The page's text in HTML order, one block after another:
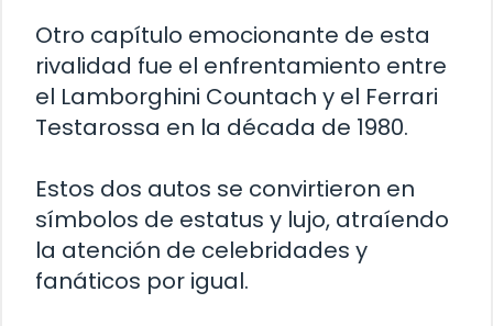
Otro capítulo emocionante de esta
rivalidad fue el enfrentamiento entre
el Lamborghini Countach y el Ferrari
Testarossa en la década de 1980.
Estos dos autos se convirtieron en
símbolos de estatus y lujo, atraíendo
la atención de celebridades y
fanáticos por igual.